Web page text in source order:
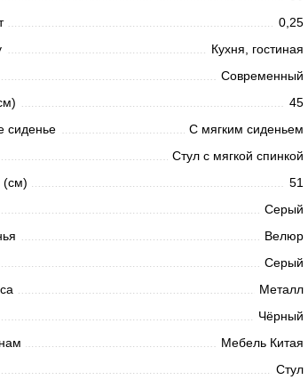
0,25
Кухня, гостиная
Современный
45
сиденье
С мягким сиденьем
Стул с мягкой спинкой
(см)
51
Серый
Велюр
Серый
Металл
Чёрный
Мебель Китая
Стул